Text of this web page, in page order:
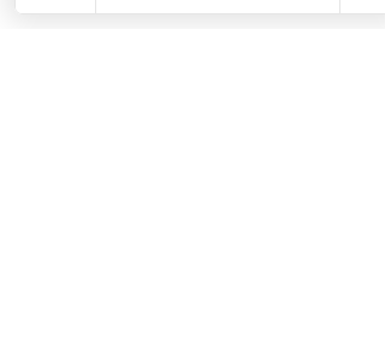
Beschwerden (z. B. Schlafprobleme,